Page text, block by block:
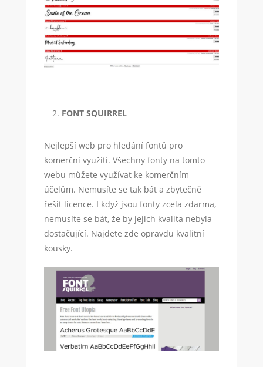
FONT SQUIRREL
Nejlepší web pro hledání fontů pro
komerční využití. Všechny fonty na tomto
webu můžete využívat ke komerčním
účelům. Nemusíte se tak bát a zbytečně
řešit licence. I když jsou fonty zcela zdarma,
nemusíte se bát, že by jejich kvalita nebyla
dostačující. Najdete zde opravdu kvalitní
kousky.